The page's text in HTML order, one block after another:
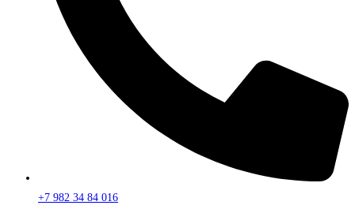
+7 982 34 84 016